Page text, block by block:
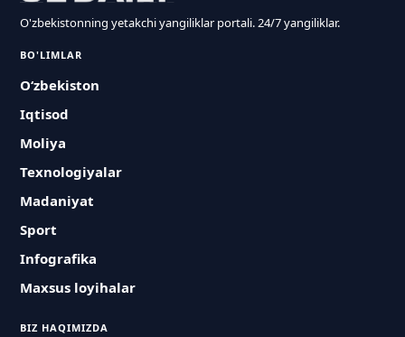
O'zbekistonning yetakchi yangiliklar portali. 24/7 yangiliklar.
BO'LIMLAR
O‘zbekiston
Iqtisod
Moliya
Texnologiyalar
Madaniyat
Sport
Infografika
Maxsus loyihalar
BIZ HAQIMIZDA